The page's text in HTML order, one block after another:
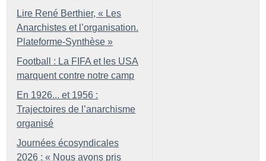
Lire René Berthier, « Les
Anarchistes et l’organisation.
Plateforme-Synthèse »
Football : La FIFA et les USA
marquent contre notre camp
En 1926... et 1956 :
Trajectoires de l’anarchisme
organisé
Journées écosyndicales
2026 : « Nous avons pris